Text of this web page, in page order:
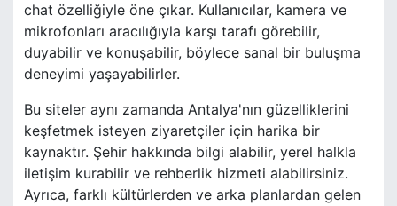
chat özelliğiyle öne çıkar. Kullanıcılar, kamera ve
mikrofonları aracılığıyla karşı tarafı görebilir,
duyabilir ve konuşabilir, böylece sanal bir buluşma
deneyimi yaşayabilirler.
Bu siteler aynı zamanda Antalya'nın güzelliklerini
keşfetmek isteyen ziyaretçiler için harika bir
kaynaktır. Şehir hakkında bilgi alabilir, yerel halkla
iletişim kurabilir ve rehberlik hizmeti alabilirsiniz.
Ayrıca, farklı kültürlerden ve arka planlardan gelen